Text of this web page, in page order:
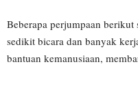
Beberapa perjumpaan
sedikit bicara dan banyak
bantuan kemanusiaan,